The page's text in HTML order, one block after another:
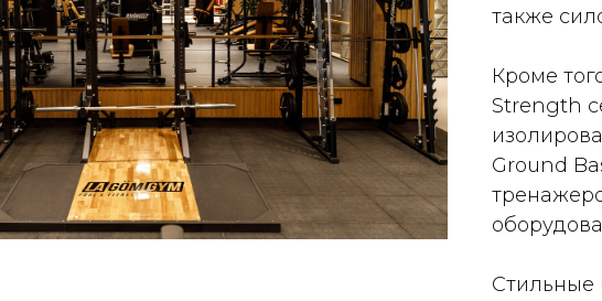
также
Кроме
Strength
Ground
Стильные